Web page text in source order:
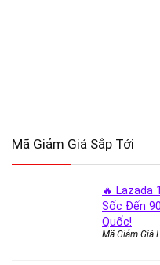
Mã Giảm Giá Sắp Tới
🔥 Lazada
Sốc Đến
Quốc!
Mã Giảm Giá